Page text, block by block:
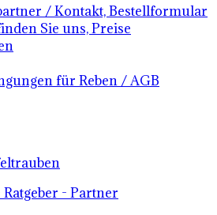
/ Kontakt, Bestellformular
Sie uns, Preise
für Reben / AGB
- Partner